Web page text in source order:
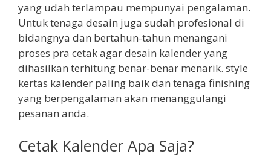
yang udah terlampau mempunyai pengalaman.
Untuk tenaga desain juga sudah profesional di
bidangnya dan bertahun-tahun menangani
proses pra cetak agar desain kalender yang
dihasilkan terhitung benar-benar menarik. style
kertas kalender paling baik dan tenaga finishing
yang berpengalaman akan menanggulangi
pesanan anda.
Cetak Kalender Apa Saja?